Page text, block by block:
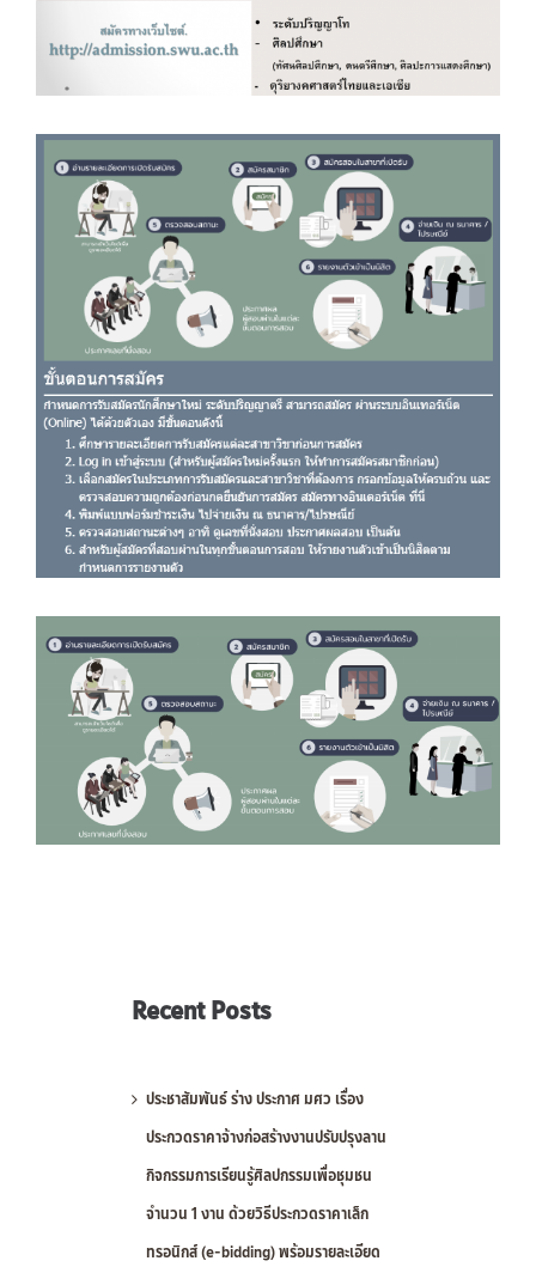
Recent Posts
ประชาสัมพันธ์ ร่าง ประกาศ มศว เรื่อง
ประกวดราคาจ้างก่อสร้างงานปรับปรุงลาน
กิจกรรมการเรียนรู้ศิลปกรรมเพื่อชุมชน
จำนวน 1 งาน ด้วยวิธีประกวดราคาเล็ก
ทรอนิกส์ (e-bidding) พร้อมรายละเอียด